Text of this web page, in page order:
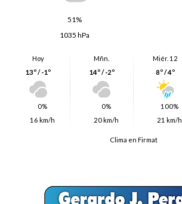
51%
1035 hPa
Hoy
13º / -1º
0%
16 km/h
Mñn.
14º / -2º
0%
20 km/h
Miér. 12
8º / 4º
100%
21 km/h
Clima en Firmat